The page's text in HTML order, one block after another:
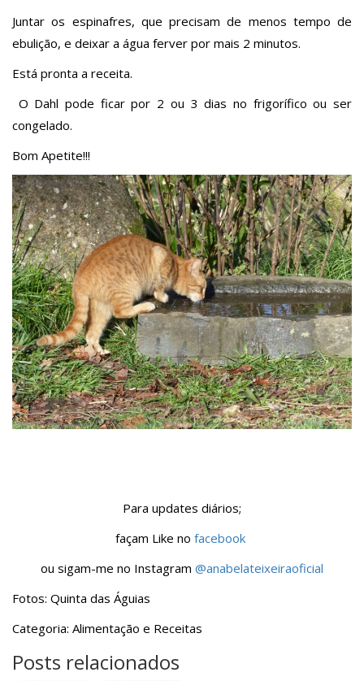
Juntar os espinafres, que precisam de menos tempo de
ebulição, e deixar a água ferver por mais 2 minutos.
Está pronta a receita.
O Dahl pode ficar por 2 ou 3 dias no frigorífico ou ser
congelado.
Bom Apetite!!!
Para updates diários;
façam Like no facebook
ou sigam-me no Instagram @anabelateixeiraoficial
Fotos: Quinta das Águias
Categoria: Alimentação e Receitas
Posts relacionados